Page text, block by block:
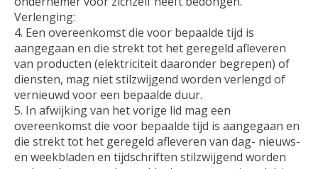
Verlenging:
4. Een overeenkomst die voor bepaalde tijd is
aangegaan en die strekt tot het geregeld afleveren
van producten (elektriciteit daaronder begrepen) of
diensten, mag niet stilzwijgend worden verlengd of
vernieuwd voor een bepaalde duur.
5. In afwijking van het vorige lid mag een
overeenkomst die voor bepaalde tijd is aangegaan en
die strekt tot het geregeld afleveren van dag- nieuws-
en weekbladen en tijdschriften stilzwijgend worden